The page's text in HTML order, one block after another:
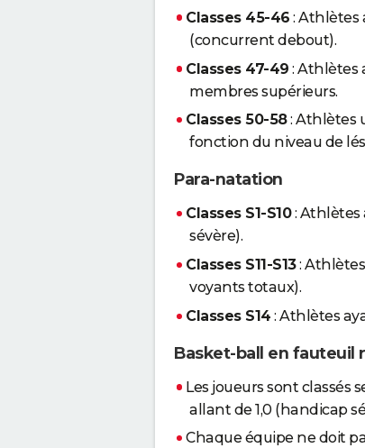
Classes 45-46 : Athlètes
(concurrent debout).
Classes 47-49 : Athlètes
membres supérieurs.
Classes 50-58: Athlètes
fonction du niveau de
Para-natation
Classes S1-S10: Athlètes
sévère).
Classes S11-S13:
voyants totaux).
Classes S14 : Athlètes
Basket-ball en fauteuil
Les joueurs sont classés
allant de 1,0 (handicap
Chaque équipe ne doit